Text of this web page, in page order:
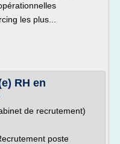
les plus...
RH en
de recrutement)
poste